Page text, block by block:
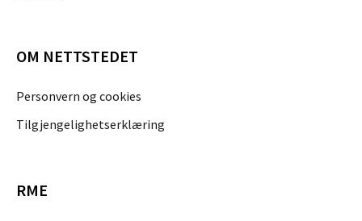
OM NETTSTEDET
Personvern og cookies
Tilgjengelighetserklæring
RME